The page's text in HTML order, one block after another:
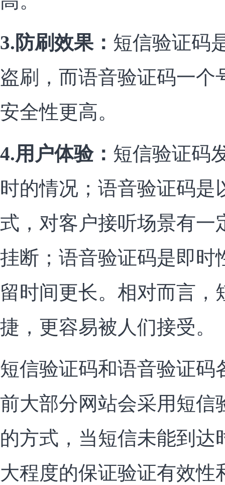
3.防刷效果： 短信验证码
盗刷，而语音验证码一个
安全性更高。
4.用户体验： 短信验证码
时的情况；语音验证码是
式，对客户接听场景有一
挂断；语音验证码是即时
留时间更长。相对而言，
捷，更容易被人们接受。
短信验证码和语音验证码
前大部分网站会采用短信
的方式，当短信未能到达
大程度的保证验证有效性